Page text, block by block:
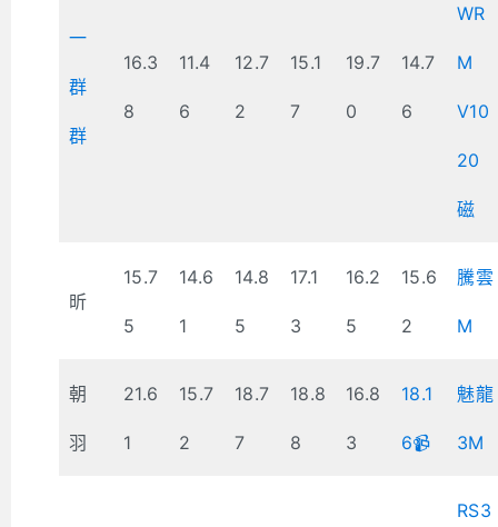
一
群
群
16.3
8
11.4
6
12.7
2
15.1
7
19.7
0
14.7
6
WR
M
V10
20
磁
昕
15.7
5
14.6
1
14.8
5
17.1
3
16.2
5
15.6
2
騰雲
M
朝
羽
21.6
1
15.7
2
18.7
7
18.8
8
16.8
3
18.1
6📹
魅龍
3M
RS3